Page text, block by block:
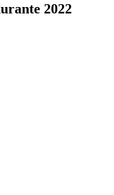
2022